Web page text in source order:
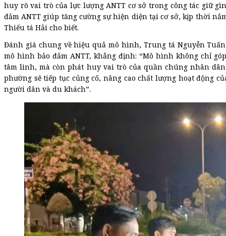
huy rõ vai trò của lực lượng ANTT cơ sở trong công tác giữ
đảm ANTT giúp tăng cường sự hiện diện tại cơ sở, kịp thời
Thiếu tá Hải cho biết.
Đánh giá chung về hiệu quả mô hình, Trung tá Nguyễn
mô hình bảo đảm ANTT, khẳng định: “Mô hình không chỉ
tâm linh, mà còn phát huy vai trò của quần chúng nhân
phường sẽ tiếp tục củng cố, nâng cao chất lượng hoạt động
người dân và du khách”.